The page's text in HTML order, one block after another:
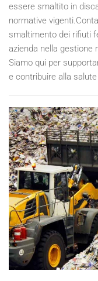
essere smaltito in
normative
smaltimento dei rifiuti
azienda nella gestione
Siamo qui per
e contribuire alla